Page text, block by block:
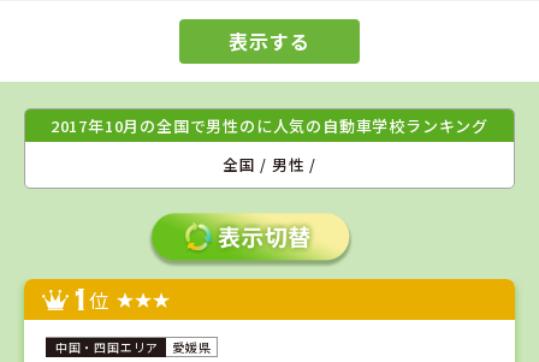
表示する
2017年10月の全国で男性のに人気の自動車学校ランキング
全国 / 男性 /
1位
愛媛県